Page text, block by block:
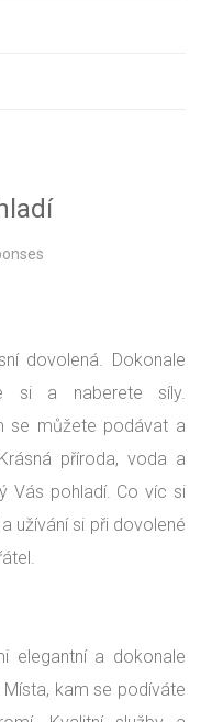
dovolená. Dokonale
si a naberete síly.
se můžete podávat a
příroda, voda a
Vás pohladí. Co víc si
užívání si při dovolené
elegantní a dokonale
kam se podíváte